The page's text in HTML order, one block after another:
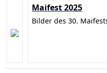
Maifest 2025
Bilder des 30.